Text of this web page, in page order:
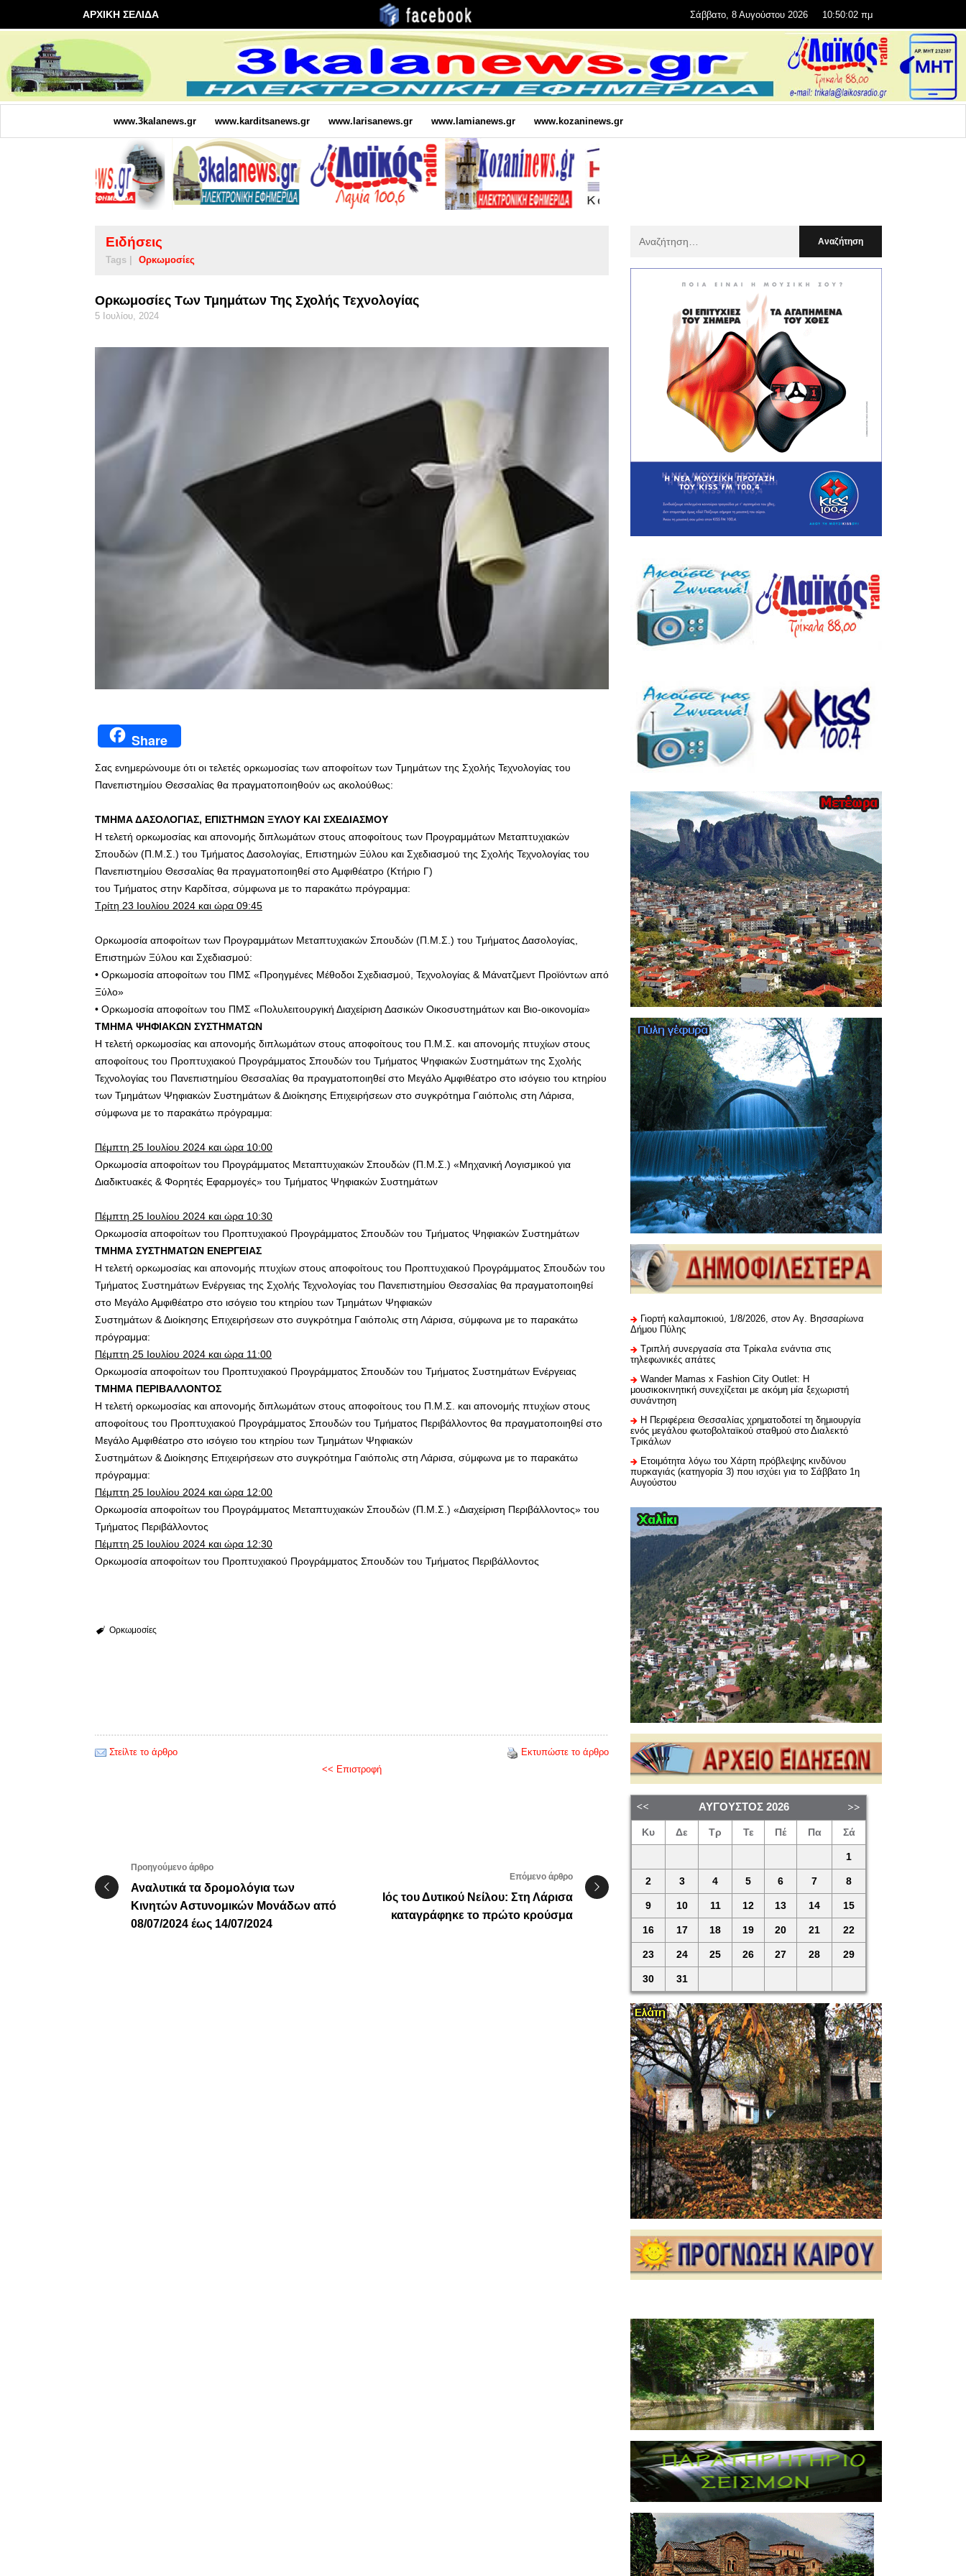
ΑΡΧΙΚΗ ΣΕΛΙΔΑ Σάββατο, 8 Αυγούστου 2026 10:50:03 πμ
www.3kalanews.gr www.karditsanews.gr www.larisanews.gr www.lamianews.gr www.kozaninews.gr
Ειδήσεις
Tags | Ορκωμοσίες
Ορκωμοσίες Των Τμημάτων Της Σχολής Τεχνολογίας
5 Ιουλίου, 2024
Share
Σας ενημερώνουμε ότι οι τελετές ορκωμοσίας των αποφοίτων των Τμημάτων της Σχολής Τεχνολογίας του
Πανεπιστημίου Θεσσαλίας θα πραγματοποιηθούν ως ακολούθως:
ΤΜΗΜΑ ΔΑΣΟΛΟΓΙΑΣ, ΕΠΙΣΤΗΜΩΝ ΞΥΛΟΥ ΚΑΙ ΣΧΕΔΙΑΣΜΟΥ
Η τελετή ορκωμοσίας και απονομής διπλωμάτων στους αποφοίτους των Προγραμμάτων Μεταπτυχιακών
Σπουδών (Π.Μ.Σ.) του Τμήματος Δασολογίας, Επιστημών Ξύλου και Σχεδιασμού της Σχολής Τεχνολογίας του
Πανεπιστημίου Θεσσαλίας θα πραγματοποιηθεί στο Αμφιθέατρο (Κτήριο Γ)
του Τμήματος στην Καρδίτσα, σύμφωνα με το παρακάτω πρόγραμμα:
Τρίτη 23 Ιουλίου 2024 και ώρα 09:45
Ορκωμοσία αποφοίτων των Προγραμμάτων Μεταπτυχιακών Σπουδών (Π.Μ.Σ.) του Τμήματος Δασολογίας,
Επιστημών Ξύλου και Σχεδιασμού:
• Ορκωμοσία αποφοίτων του ΠΜΣ «Προηγμένες Μέθοδοι Σχεδιασμού, Τεχνολογίας & Μάνατζμεντ Προϊόντων από
Ξύλο»
• Ορκωμοσία αποφοίτων του ΠΜΣ «Πολυλειτουργική Διαχείριση Δασικών Οικοσυστημάτων και Βιο-οικονομία»
ΤΜΗΜΑ ΨΗΦΙΑΚΩΝ ΣΥΣΤΗΜΑΤΩΝ
Η τελετή ορκωμοσίας και απονομής διπλωμάτων στους αποφοίτους του Π.Μ.Σ. και απονομής πτυχίων στους
αποφοίτους του Προπτυχιακού Προγράμματος Σπουδών του Τμήματος Ψηφιακών Συστημάτων της Σχολής
Τεχνολογίας του Πανεπιστημίου Θεσσαλίας θα πραγματοποιηθεί στο Μεγάλο Αμφιθέατρο στο ισόγειο του κτηρίου
των Τμημάτων Ψηφιακών Συστημάτων & Διοίκησης Επιχειρήσεων στο συγκρότημα Γαιόπολις στη Λάρισα,
σύμφωνα με το παρακάτω πρόγραμμα:
Πέμπτη 25 Ιουλίου 2024 και ώρα 10:00
Ορκωμοσία αποφοίτων του Προγράμματος Μεταπτυχιακών Σπουδών (Π.Μ.Σ.) «Μηχανική Λογισμικού για
Διαδικτυακές & Φορητές Εφαρμογές» του Τμήματος Ψηφιακών Συστημάτων
Πέμπτη 25 Ιουλίου 2024 και ώρα 10:30
Ορκωμοσία αποφοίτων του Προπτυχιακού Προγράμματος Σπουδών του Τμήματος Ψηφιακών Συστημάτων
ΤΜΗΜΑ ΣΥΣΤΗΜΑΤΩΝ ΕΝΕΡΓΕΙΑΣ
Η τελετή ορκωμοσίας και απονομής πτυχίων στους αποφοίτους του Προπτυχιακού Προγράμματος Σπουδών του
Τμήματος Συστημάτων Ενέργειας της Σχολής Τεχνολογίας του Πανεπιστημίου Θεσσαλίας θα πραγματοποιηθεί
στο Μεγάλο Αμφιθέατρο στο ισόγειο του κτηρίου των Τμημάτων Ψηφιακών
Συστημάτων & Διοίκησης Επιχειρήσεων στο συγκρότημα Γαιόπολις στη Λάρισα, σύμφωνα με το παρακάτω
πρόγραμμα:
Πέμπτη 25 Ιουλίου 2024 και ώρα 11:00
Ορκωμοσία αποφοίτων του Προπτυχιακού Προγράμματος Σπουδών του Τμήματος Συστημάτων Ενέργειας
ΤΜΗΜΑ ΠΕΡΙΒΑΛΛΟΝΤΟΣ
Η τελετή ορκωμοσίας και απονομής διπλωμάτων στους αποφοίτους του Π.Μ.Σ. και απονομής πτυχίων στους
αποφοίτους του Προπτυχιακού Προγράμματος Σπουδών του Τμήματος Περιβάλλοντος θα πραγματοποιηθεί στο
Μεγάλο Αμφιθέατρο στο ισόγειο του κτηρίου των Τμημάτων Ψηφιακών
Συστημάτων & Διοίκησης Επιχειρήσεων στο συγκρότημα Γαιόπολις στη Λάρισα, σύμφωνα με το παρακάτω
πρόγραμμα:
Πέμπτη 25 Ιουλίου 2024 και ώρα 12:00
Ορκωμοσία αποφοίτων του Προγράμματος Μεταπτυχιακών Σπουδών (Π.Μ.Σ.) «Διαχείριση Περιβάλλοντος» του
Τμήματος Περιβάλλοντος
Πέμπτη 25 Ιουλίου 2024 και ώρα 12:30
Ορκωμοσία αποφοίτων του Προπτυχιακού Προγράμματος Σπουδών του Τμήματος Περιβάλλοντος
Ορκωμοσίες
Στείλτε το άρθρο
Εκτυπώστε το άρθρο
<< Επιστροφή
Προηγούμενο άρθρο
Αναλυτικά τα δρομολόγια των
Κινητών Αστυνομικών Μονάδων από
08/07/2024 έως 14/07/2024
Επόμενο άρθρο
Ιός του Δυτικού Νείλου: Στη Λάρισα
καταγράφηκε το πρώτο κρούσμα
:
Γιορτή καλαμποκιού, 1/8/2026, στον Αγ. Βησσαρίωνα
Δήμου Πύλης
Τριπλή συνεργασία στα Τρίκαλα ενάντια στις
τηλεφωνικές απάτες
Wander Mamas x Fashion City Outlet: Η
μουσικοκινητική συνεχίζεται με ακόμη μία ξεχωριστή
συνάντηση
H Περιφέρεια Θεσσαλίας χρηματοδοτεί τη δημιουργία
ενός μεγάλου φωτοβολταϊκού σταθμού στο Διαλεκτό
Τρικάλων
Ετοιμότητα λόγω του Χάρτη πρόβλεψης κινδύνου
πυρκαγιάς (κατηγορία 3) που ισχύει για το Σάββατο 1η
Αυγούστου
ΑΎΓΟΥΣΤΟΣ 2026
Κυ Δε Τρ Τε Πέ Πα Σά
1
2 3 4 5 6 7 8
9 10 11 12 13 14 15
16 17 18 19 20 21 22
23 24 25 26 27 28 29
30 31